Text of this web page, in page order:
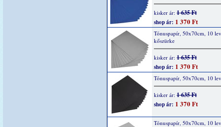
kisker ár: 1 635 Ft
shop ár: 1 370 Ft
Tónuspapír, 50x70cm, 10
kőszürke
kisker ár: 1 635 Ft
shop ár: 1 370 Ft
Tónuspapír, 50x70cm, 10
kisker ár: 1 635 Ft
shop ár: 1 370 Ft
Tónuspapír, 50x70cm, 10